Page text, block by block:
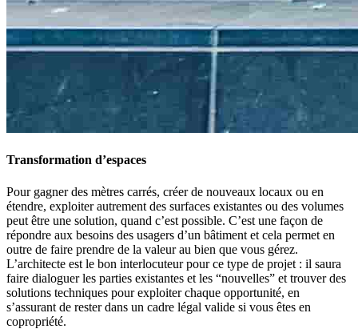
Transformation d’espaces
Pour gagner des mètres carrés, créer de nouveaux locaux ou en
étendre, exploiter autrement des surfaces existantes ou des volumes
peut être une solution, quand c’est possible. C’est une façon de
répondre aux besoins des usagers d’un bâtiment et cela permet en
outre de faire prendre de la valeur au bien que vous gérez.
L’architecte est le bon interlocuteur pour ce type de projet : il saura
faire dialoguer les parties existantes et les “nouvelles” et trouver des
solutions techniques pour exploiter chaque opportunité, en
s’assurant de rester dans un cadre légal valide si vous êtes en
copropriété.